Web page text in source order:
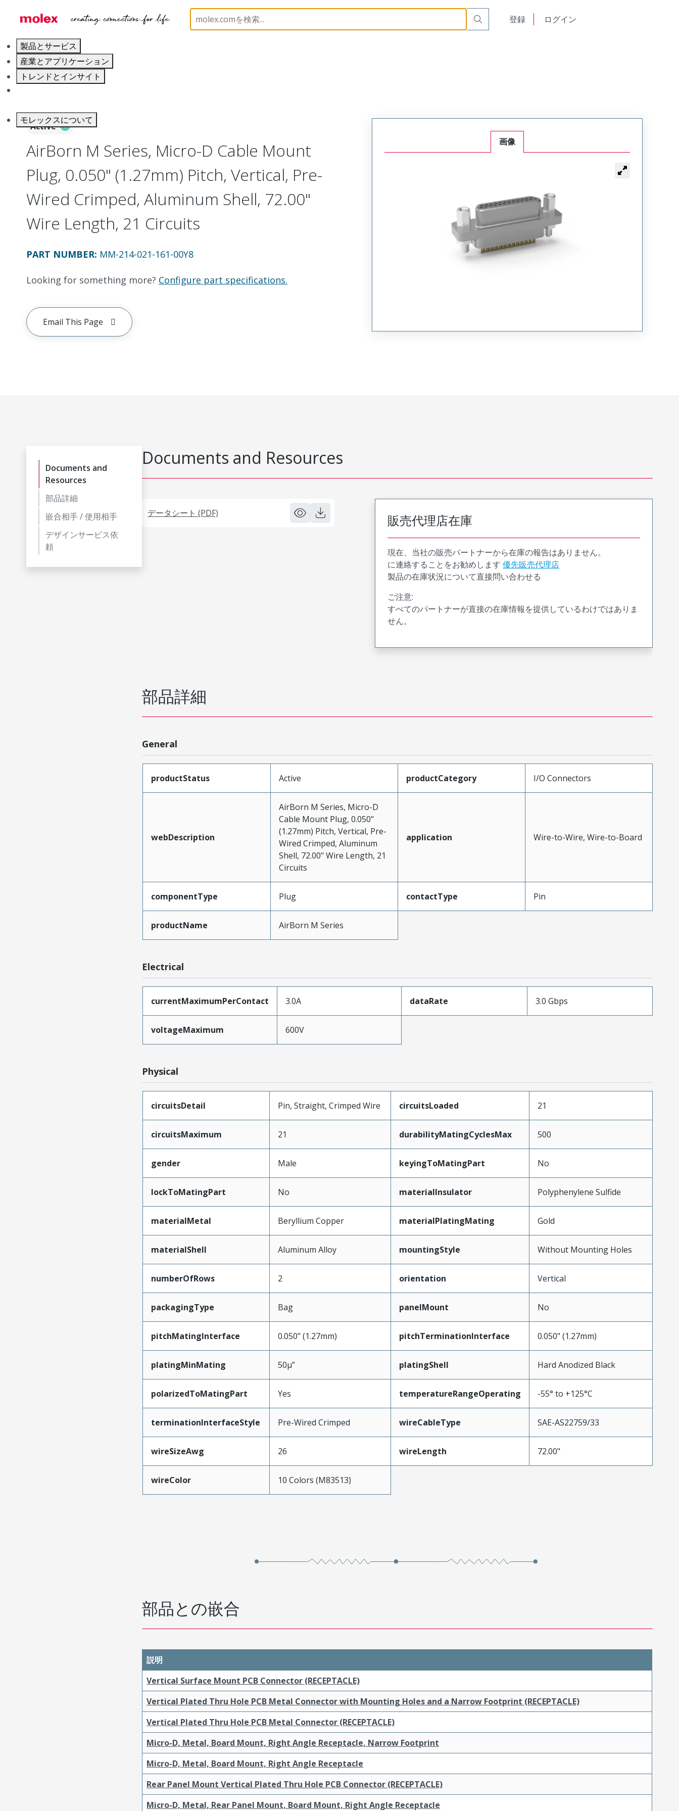
登録 ログイン
製品とサービス
産業とアプリケーション
トレンドとインサイト
モレックスについて
Micro-D, Metal, Cable Mount Plug MM-214-021-161-00Y8
Active
AirBorn M Series, Micro-D Cable Mount
Plug, 0.050" (1.27mm) Pitch, Vertical, Pre-
Wired Crimped, Aluminum Shell, 72.00"
Wire Length, 21 Circuits
PART NUMBER: MM-214-021-161-00Y8
Looking for something more? Configure part specifications.
Email This Page
画像
Documents and
Resources
部品詳細
嵌合相手 / 使用相手
デザインサービス依
頼
Documents and Resources
データシート (PDF) 販売代理店在庫
現在、当社の販売パートナーから在庫の報告はありません。
に連絡することをお勧めします 優先販売代理店
製品の在庫状況について直接問い合わせる
ご注意:
すべてのパートナーが直接の在庫情報を提供しているわけではありま
せん。
部品詳細
General
productStatus Active productCategory I/O Connectors
webDescription
AirBorn M Series, Micro-D
Cable Mount Plug, 0.050"
(1.27mm) Pitch, Vertical, Pre-
Wired Crimped, Aluminum
Shell, 72.00" Wire Length, 21
Circuits
application Wire-to-Wire, Wire-to-Board
componentType Plug contactType Pin
productName AirBorn M Series
Electrical
currentMaximumPerContact 3.0A dataRate 3.0 Gbps
voltageMaximum 600V
Physical
circuitsDetail Pin, Straight, Crimped Wire circuitsLoaded 21
circuitsMaximum 21 durabilityMatingCyclesMax 500
gender Male keyingToMatingPart No
lockToMatingPart No materialInsulator Polyphenylene Sulfide
materialMetal Beryllium Copper materialPlatingMating Gold
materialShell Aluminum Alloy mountingStyle Without Mounting Holes
numberOfRows 2 orientation Vertical
packagingType Bag panelMount No
pitchMatingInterface 0.050" (1.27mm) pitchTerminationInterface 0.050" (1.27mm)
platingMinMating 50µ” platingShell Hard Anodized Black
polarizedToMatingPart Yes temperatureRangeOperating -55° to +125°C
terminationInterfaceStyle Pre-Wired Crimped wireCableType SAE-AS22759/33
wireSizeAwg 26 wireLength 72.00"
wireColor 10 Colors (M83513)
部品との嵌合
説明
Vertical Surface Mount PCB Connector (RECEPTACLE)
Vertical Plated Thru Hole PCB Metal Connector with Mounting Holes and a Narrow Footprint (RECEPTACLE)
Vertical Plated Thru Hole PCB Metal Connector (RECEPTACLE)
Micro-D, Metal, Board Mount, Right Angle Receptacle, Narrow Footprint
Micro-D, Metal, Board Mount, Right Angle Receptacle
Rear Panel Mount Vertical Plated Thru Hole PCB Connector (RECEPTACLE)
Micro-D, Metal, Rear Panel Mount, Board Mount, Right Angle Receptacle